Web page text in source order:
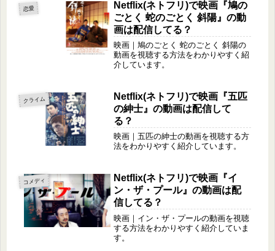
恋愛
Netflix(ネトフリ)で映画『鳩の
ごとく 蛇のごとく 斜陽』の動
画は配信してる？
映画｜鳩のごとく 蛇のごとく 斜陽の
動画を視聴する方法をわかりやすく紹
介しています。
クライム
Netflix(ネトフリ)で映画『五匹
の紳士』の動画は配信して
る？
映画｜五匹の紳士の動画を視聴する方
法をわかりやすく紹介しています。
コメディ
Netflix(ネトフリ)で映画『イ
ン・ザ・プール』の動画は配
信してる？
映画｜イン・ザ・プールの動画を視聴
する方法をわかりやすく紹介していま
す。